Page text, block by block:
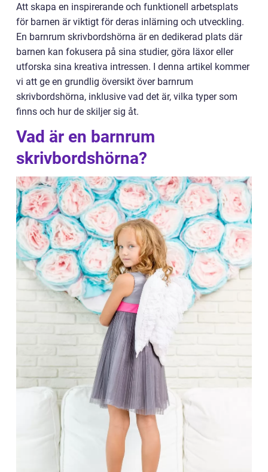
Att skapa en inspirerande och funktionell arbetsplats
för barnen är viktigt för deras inlärning och utveckling.
En barnrum skrivbordshörna är en dedikerad plats där
barnen kan fokusera på sina studier, göra läxor eller
utforska sina kreativa intressen. I denna artikel kommer
vi att ge en grundlig översikt över barnrum
skrivbordshörna, inklusive vad det är, vilka typer som
finns och hur de skiljer sig åt.
Vad är en barnrum
skrivbordshörna?